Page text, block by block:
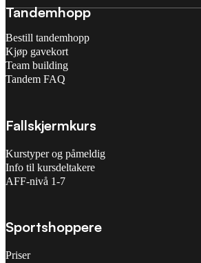
Tandemhopp
Bestill tandemhopp
Kjøp gavekort
Team building
Tandem FAQ
Fallskjermkurs
Kurstyper og påmeldig
Info til kursdeltakere
AFF-nivå 1-7
Sportshoppere
Priser